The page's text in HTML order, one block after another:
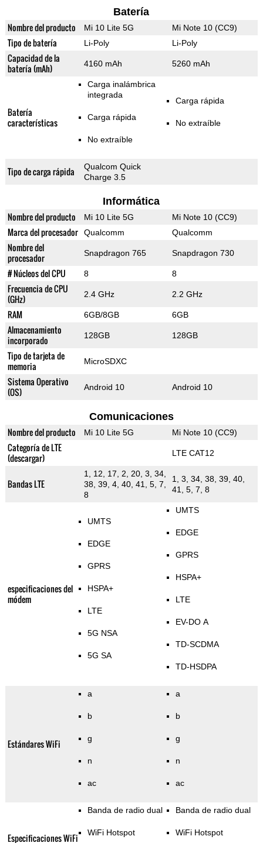
Batería
Nombre del producto Mi 10 Lite 5G Mi Note 10 (CC9)
Tipo de batería Li-Poly Li-Poly
Capacidad de la
batería (mAh)
4160 mAh 5260 mAh
Batería
características
Carga inalámbrica
integrada
Carga rápida
No extraíble
Carga rápida
No extraíble
Tipo de carga rápida
Qualcom Quick
Charge 3.5
Informática
Nombre del producto Mi 10 Lite 5G Mi Note 10 (CC9)
Marca del procesador Qualcomm Qualcomm
Nombre del
procesador
Snapdragon 765 Snapdragon 730
# Núcleos del CPU 8 8
Frecuencia de CPU
(GHz)
2.4 GHz 2.2 GHz
RAM 6GB/8GB 6GB
Almacenamiento
incorporado
128GB 128GB
Tipo de tarjeta de
memoria
MicroSDXC
Sistema Operativo
(OS)
Android 10 Android 10
Comunicaciones
Nombre del producto Mi 10 Lite 5G Mi Note 10 (CC9)
Categoría de LTE
(descargar)
LTE CAT12
Bandas LTE
1, 12, 17, 2, 20, 3, 34,
38, 39, 4, 40, 41, 5, 7,
8
1, 3, 34, 38, 39, 40,
41, 5, 7, 8
especificaciones del
módem
UMTS
EDGE
GPRS
HSPA+
LTE
5G NSA
5G SA
UMTS
EDGE
GPRS
HSPA+
LTE
EV-DO A
TD-SCDMA
TD-HSDPA
Estándares WiFi
a
b
g
n
ac
a
b
g
n
ac
Especificaciones WiFi
Banda de radio dual
WiFi Hotspot
Banda de radio dual
WiFi Hotspot